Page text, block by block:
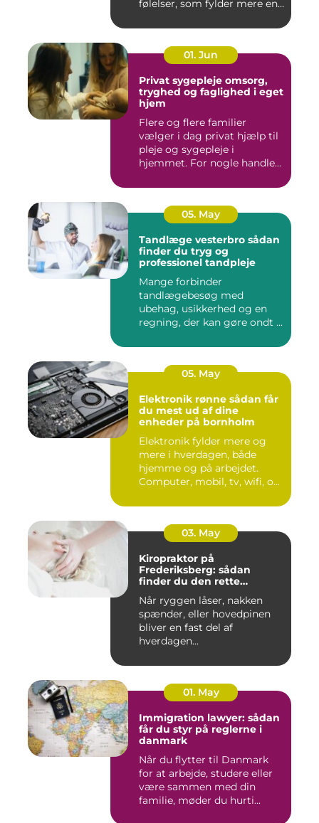
følelser, som fylder mere end
01. Jun
Privat sygepleje omsorg,
tryghed og faglighed i eget
hjem
Flere og flere familier
vælger i dag privat hjælp til
pleje og sygepleje i
hjemmet. For nogle handle...
05. May
Tandlæge vesterbro sådan
finder du tryg og
professionel tandpleje
Mange forbinder
tandlægebesøg med
ubehag, usikkerhed og en
regning, der kan gøre ondt i
05. May
Elektronik rønne sådan får
du mest ud af dine
enheder på bornholm
Elektronik fylder mere og
mere i hverdagen, både
hjemme og på arbejdet.
Computer, mobil, tv, wifi, o...
03. May
Kiropraktor på
Frederiksberg: sådan
finder du den rette
Når ryggen låser, nakken
spænder, eller hovedpinen
bliver en fast del af
hverdagen...
01. May
Immigration lawyer: sådan
får du styr på reglerne i
danmark
Når du flytter til Danmark
for at arbejde, studere eller
være sammen med din
familie, møder du hurti...